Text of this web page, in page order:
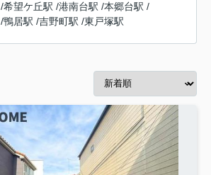
/希望ケ丘駅 /港南台駅 /本郷台駅 /
/鴨居駅 /吉野町駅 /東戸塚駅